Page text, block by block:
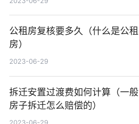
公租房复核要多久（什么是公租
房）
2023-06-29
拆迁安置过渡费如何计算（一般
房子拆迁怎么赔偿的）
2023-06-29